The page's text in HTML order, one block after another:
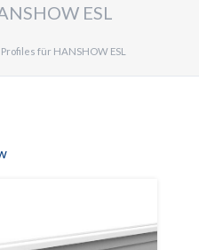
ESL
Profiles für HANSHOW ESL